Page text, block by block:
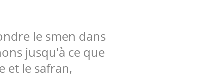
le smen dans
jusqu'à ce que
et le safran,